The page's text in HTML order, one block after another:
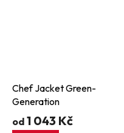
Chef Jacket Green-
Generation
od 1 043 Kč